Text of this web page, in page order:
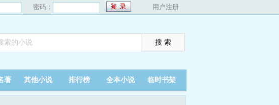
密码： 用户注册
著 其他小说 排行榜 全本小说 临时书架